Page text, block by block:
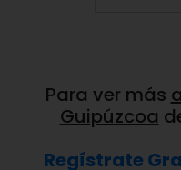
Para ver más
Guipúzcoa
Regístrate